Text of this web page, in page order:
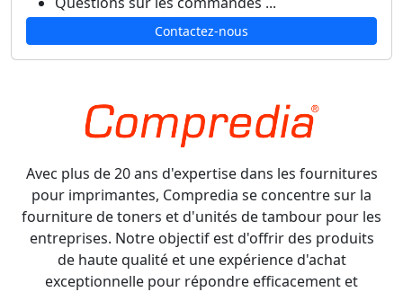
Contactez-nous
Avec plus de 20 ans d'expertise dans les fournitures
pour imprimantes, Compredia se concentre sur la
fourniture de toners et d'unités de tambour pour les
entreprises. Notre objectif est d'offrir des produits
de haute qualité et une expérience d'achat
exceptionnelle pour répondre efficacement et